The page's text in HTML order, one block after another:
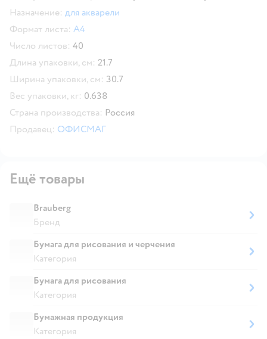
Назначение: для акварели
Формат листа: А4
Число листов: 40
Длина упаковки, см: 21.7
Ширина упаковки, см: 30.7
Вес упаковки, кг: 0.638
Страна производства: Россия
Продавец: ОФИСМАГ
Ещё товары
Brauberg
Бренд
Бумага для рисования и черчения
Категория
Бумага для рисования
Категория
Бумажная продукция
Категория